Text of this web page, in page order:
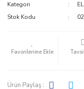
Kategori
Stok Kodu
Ürün Paylaş :